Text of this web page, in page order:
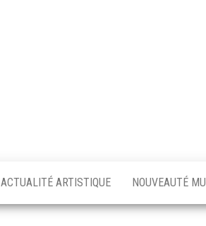
ACTUALITÉ ARTISTIQUE NOUVEAUTÉ